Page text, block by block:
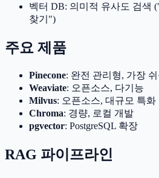
벡터 DB: 의미적 유사도 검색
찾기")
주요 제품
Pinecone: 완전 관리형, 가장
Weaviate: 오픈소스, 다기능
Milvus: 오픈소스, 대규모 특화
Chroma: 경량, 로컬 개발
pgvector: PostgreSQL 확장
RAG 파이프라인